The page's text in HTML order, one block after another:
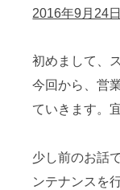
2016年9月24日
初めまして、
今回から、営
ていきます。
少し前のお話
ンテナンスを